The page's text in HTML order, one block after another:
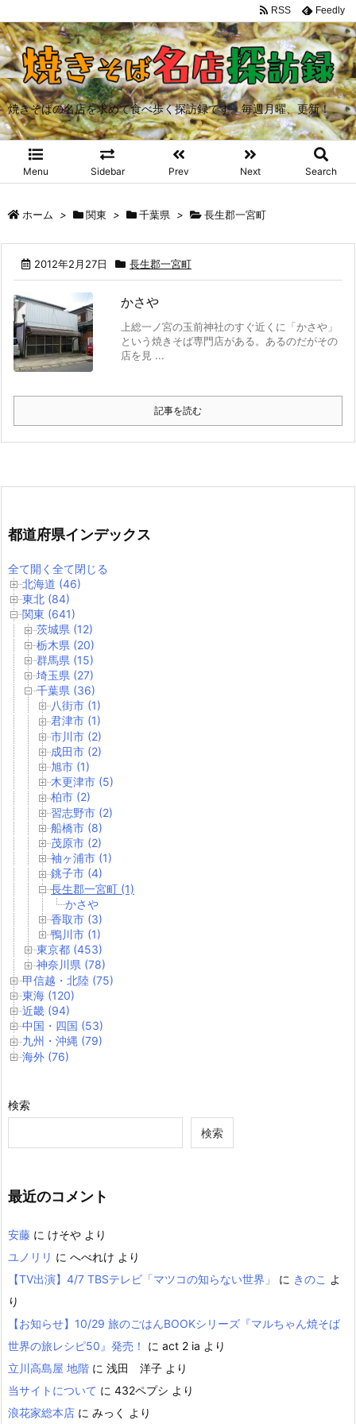
焼きそばの名店を求めて食べ歩く探訪録です。毎週月曜、更新！
Menu Sidebar Prev Next Search
RSS Feedly
ホーム > 関東 > 千葉県 > 長生郡一宮町
2012年2月27日 長生郡一宮町
かさや
上総一ノ宮の玉前神社のすぐ近くに「かさや」
という焼きそば専門店がある。あるのだがその
店を見 ...
記事を読む
都道府県インデックス
全て開く 全て閉じる
北海道 (46)
東北 (84)
関東 (641)
茨城県 (12)
栃木県 (20)
群馬県 (15)
埼玉県 (27)
千葉県 (36)
八街市 (1)
君津市 (1)
市川市 (2)
成田市 (2)
旭市 (1)
木更津市 (5)
柏市 (2)
習志野市 (2)
船橋市 (8)
茂原市 (2)
袖ヶ浦市 (1)
銚子市 (4)
長生郡一宮町 (1)
かさや
香取市 (3)
鴨川市 (1)
東京都 (453)
神奈川県 (78)
甲信越・北陸 (75)
東海 (120)
近畿 (94)
中国・四国 (53)
九州・沖縄 (79)
海外 (76)
検索
検索
最近のコメント
安藤 に けそや より
ユノリリ に へべれけ より
【TV出演】4/7 TBSテレビ「マツコの知らない世界」
に きのこ よ
り
【お知らせ】10/29 旅のごはんBOOKシリーズ『マルちゃん焼そば
世界の旅レシピ50』発売！
に act 2 ia より
立川高島屋 地階 に 浅田 洋子 より
当サイトについて に 432ペプシ より
浪花家総本店 に みっく より